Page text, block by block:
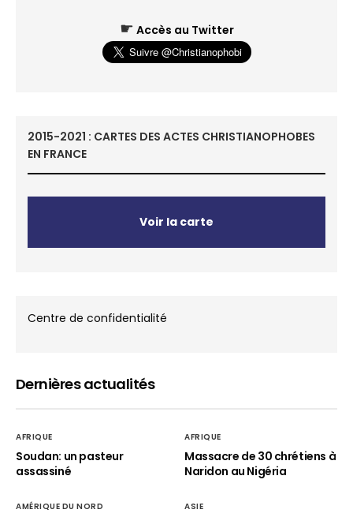
☛ Accès au Twitter
2015-2021 : CARTES DES ACTES CHRISTIANOPHOBES
EN FRANCE
Voir la carte
Centre de confidentialité
Dernières actualités
AFRIQUE
Soudan: un pasteur
assassiné
AFRIQUE
Massacre de 30 chrétiens à
Naridon au Nigéria
AMÉRIQUE DU NORD ASIE